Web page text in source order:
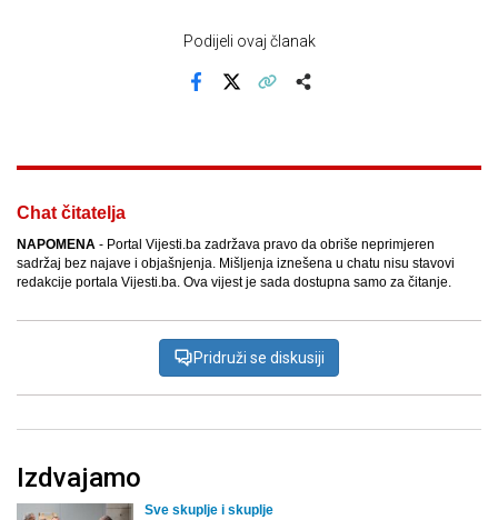
Podijeli ovaj članak
Chat čitatelja
NAPOMENA - Portal Vijesti.ba zadržava pravo da obriše neprimjeren
sadržaj bez najave i objašnjenja. Mišljenja iznešena u chatu nisu stavovi
redakcije portala Vijesti.ba. Ova vijest je sada dostupna samo za čitanje.
Pridruži se diskusiji
Izdvajamo
Sve skuplje i skuplje